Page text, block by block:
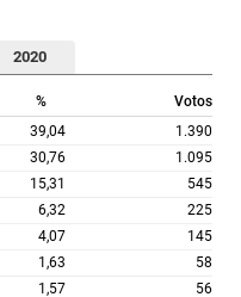
2020
% Votos
39,04 1.390
30,76 1.095
15,31 545
6,32 225
4,07 145
1,63 58
1,57 56